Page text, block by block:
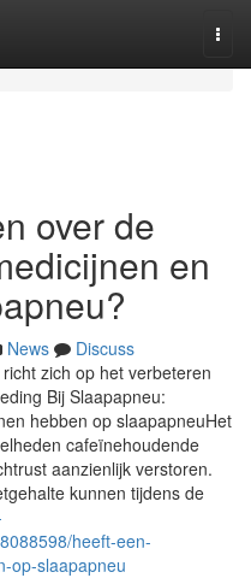
over de
en
News
Discuss
zich op het verbeteren
Bij Slaapapneu:
hebben op slaapapneuHet
cafeïnehoudende
aanzienlijk verstoren.
kunnen tijdens de
heeft-een-
op-slaapapneu